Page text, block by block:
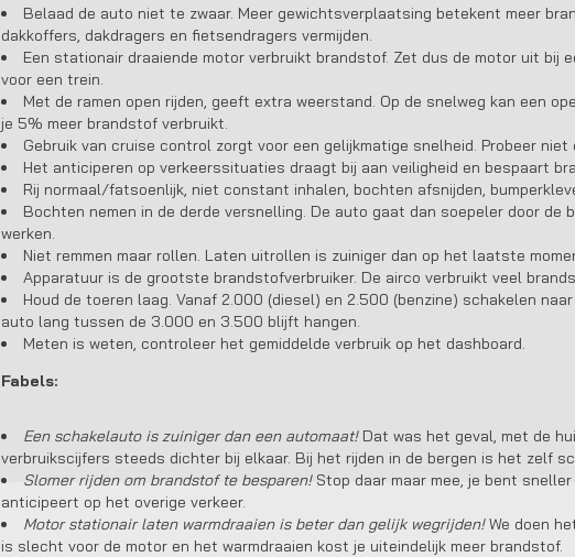
Belaad de auto niet te zwaar. Meer gewichtsverplaatsing betekent meer
dakkoffers, dakdragers en fietsendragers vermijden.
Een stationair draaiende motor verbruikt brandstof. Zet dus de motor uit bij
voor een trein.
Met de ramen open rijden, geeft extra weerstand. Op de snelweg kan een
je 5% meer brandstof verbruikt.
Gebruik van cruise control zorgt voor een gelijkmatige snelheid. Probeer
Het anticiperen op verkeerssituaties draagt bij aan veiligheid en bespaart
Rij normaal/fatsoenlijk, niet constant inhalen, bochten afsnijden,
Bochten nemen in de derde versnelling. De auto gaat dan soepeler door de
werken.
Niet remmen maar rollen. Laten uitrollen is zuiniger dan op het laatste
Apparatuur is de grootste brandstofverbruiker. De airco verbruikt veel
Houd de toeren laag. Vanaf 2.000 (diesel) en 2.500 (benzine) schakelen
auto lang tussen de 3.000 en 3.500 blijft hangen.
Meten is weten, controleer het gemiddelde verbruik op het dashboard.
Fabels:
Een schakelauto is zuiniger dan een automaat!Dat was het geval, met de
verbruikscijfers steeds dichter bij elkaar. Bij het rijden in de bergen is het zelf
Slomer rijden om brandstof te besparen!Stop daar maar mee, je bent
anticipeert op het overige verkeer.
Motor stationair laten warmdraaien is beter dan gelijk wegrijden!We doen
is slecht voor de motor en het warmdraaien kost je uiteindelijk meer brandstof.